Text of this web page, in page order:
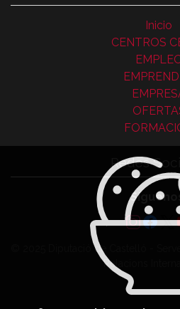
Inicio
CENTROS
Redes
© 2025 Diputació de Castelló -
Relacions